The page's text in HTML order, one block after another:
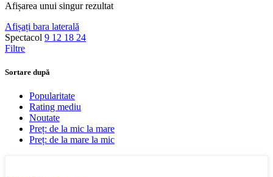
Afișarea unui singur rezultat
Afișați bara laterală
Spectacol 9 12 18 24
Filtre
Sortare după
Popularitate
Rating mediu
Noutate
Preț: de la mic la mare
Preț: de la mare la mic